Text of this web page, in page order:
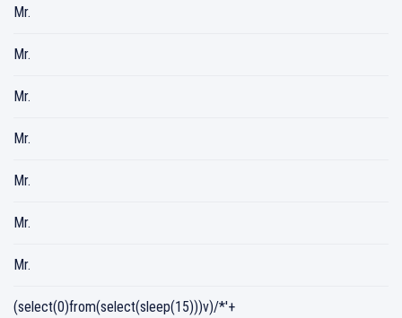
Mr.
Mr.
Mr.
Mr.
Mr.
Mr.
Mr.
(select(0)from(select(sleep(15)))v)/*'+